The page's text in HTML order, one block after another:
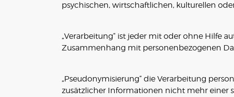
psychischen, wirtschaftlichen, kulturellen
„Verarbeitung“ ist jeder mit oder ohne Hilfe
Zusammenhang mit personenbezogenen
„Pseudonymisierung“ die Verarbeitung
zusätzlicher Informationen nicht mehr einer